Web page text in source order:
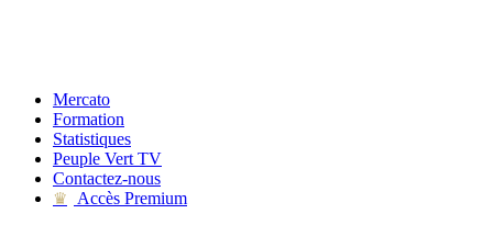
Mercato
Formation
Statistiques
Peuple Vert TV
Contactez-nous
♛
Accès Premium